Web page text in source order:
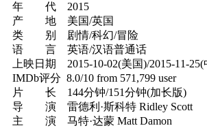
年 代 2015
产 地 美国/英国
类 别 剧情/科幻/冒险
语 言 英语/汉语普通话
上映日期 2015-10-02(美国)/2015-11-
IMDb评分 8.0/10 from 571,799 user
片 长 144分钟/151分钟(加长版)
导 演 雷德利·斯科特 Ridley Scott
主 演 马特·达蒙 Matt Damon